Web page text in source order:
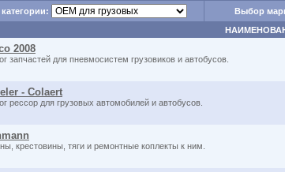
Выбор
2008
запчастей для пневмосистем грузовиков и автобусов.
- Colaert
рессор для грузовых автомобилей и автобусов.
крестовины, тяги и ремонтные коплекты к ним.